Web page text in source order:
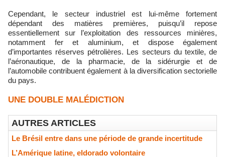
Cependant, le secteur industriel est lui-même fortement
dépendant des matières premières, puisqu’il repose
essentiellement sur l’exploitation des ressources minières,
notamment fer et aluminium, et dispose également
d’importantes réserves pétrolières. Les secteurs du textile, de
l’aéronautique, de la pharmacie, de la sidérurgie et de
l’automobile contribuent également à la diversification sectorielle
du pays.
UNE DOUBLE MALÉDICTION
AUTRES ARTICLES
​Le Brésil entre dans une période de grande incertitude
L’Amérique latine, eldorado volontaire